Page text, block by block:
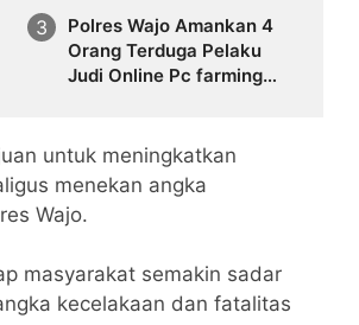
Polres Wajo Amankan 4
Orang Terduga Pelaku
Judi Online Pc farming
untuk meningkatkan
menekan angka
Wajo.
masyarakat semakin sadar
kecelakaan dan fatalitas